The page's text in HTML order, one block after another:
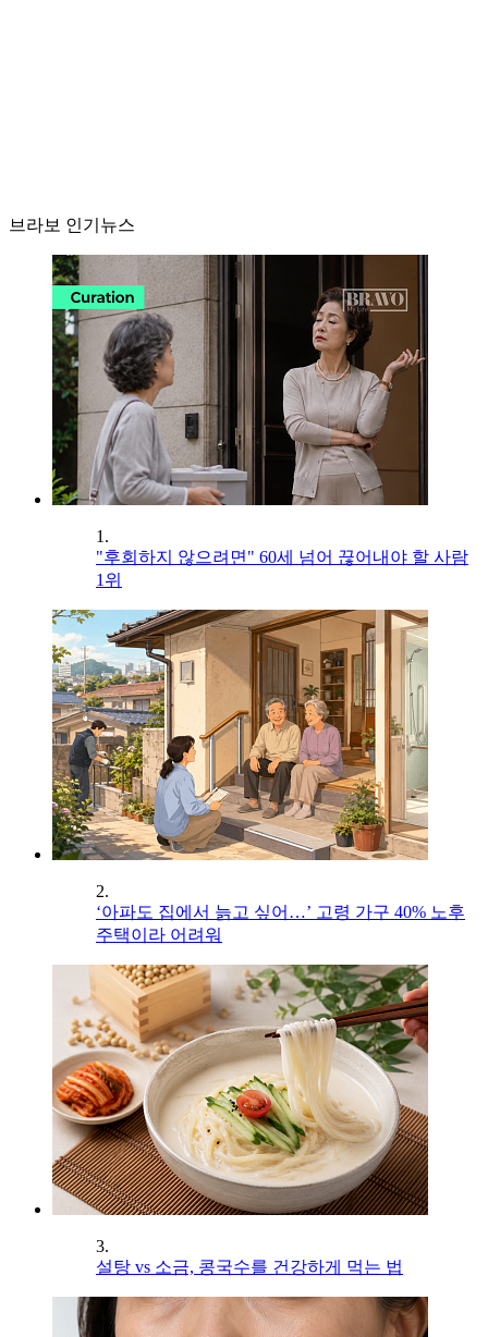
브라보 인기뉴스
1.
"후회하지 않으려면" 60세 넘어 끊어내야 할 사람
1위
2.
‘아파도 집에서 늙고 싶어…’ 고령 가구 40% 노후
주택이라 어려워
3.
설탕 vs 소금, 콩국수를 건강하게 먹는 법